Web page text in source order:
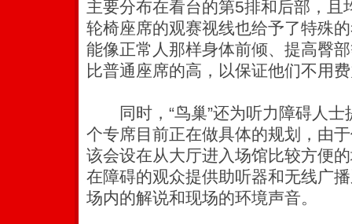
主要分布在看台的第5排和后部，且
轮椅座席的观赛视线也给予了特殊
能像正常人那样身体前倾、提高臀
比普通座席的高，以保证他们不用
同时，“鸟巢”还为听力障碍人士
个专席目前正在做具体的规划，由
该会设在从大厅进入场馆比较方便
在障碍的观众提供助听器和无线广
场内的解说和现场的环境声音。